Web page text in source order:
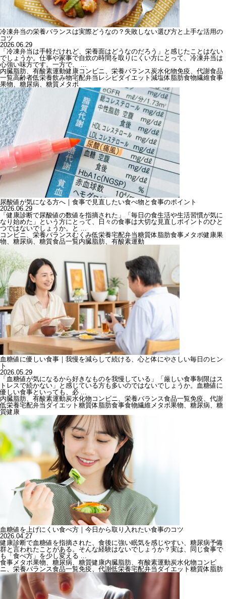
冷凍弁当の栄養バランスは実際どうなの？失敗しない選び方と上手な活用の
コツ
2026.06.29
「冷凍弁当は手軽だけれど、栄養面はどうなのだろう」と感じたことはない
でしょうか。仕事や家事で自炊の時間を取りにくい方にとって、冷凍弁当は
心強い味方です。一方で、 ...
内臓脂肪、有酸素運動健康コンビニ、栄養バランス炭水化物免疫、代謝食品
一覧高齢者低栄養飲み物宅配弁当 レシピダイエット 減塩体脂肪食物繊維食事
果物、糖尿病、糖質メタボ
尿酸値が気になる方へ｜食事で見直したい食べ物と食事のポイント
2026.06.29
「健康診断で尿酸値の数値を指摘された」「毎日の食生活や生活習慣が気に
なり始めた」という方にとって、日々の食事は大切な見直しポイントのひと
つではないでしょうか。と ...
コンビニ、栄養バランスむくみ低栄養宅配弁当糖質体脂肪食事メタボ健康果
物、糖尿病、糖質食品一覧内臓脂肪、有酸素運動
血糖値に優しい食事｜我慢を減らして続ける、心と体にやさしい毎日のヒン
ト
2026.05.29
「血糖値が気になるから好きなものを我慢している」「厳しい食事制限はス
トレスで続かない」と感じている方も多いのではないでしょうか。血糖値に
優しい食事といっても、必 ...
内臓脂肪、有酸素運動炭水化物 コンビニ、栄養バランス食品一覧免疫、代謝
低栄養宅配弁当 ダイエット 糖質体脂肪食事食物繊維メタボ果物、糖尿病、糖
質健康
血糖値を上げにくい食べ方｜今日から取り入れたい食事のコツ
2026.04.27
健康診断で血糖値を指摘された、食後に強い眠気を感じやすい、糖尿病予備
群と言われたことがある。そんな経験はないでしょうか？実は、同じ食事で
も「食べ方」を少し変える ...
食事メタボ果物、糖尿病、糖質健康内臓脂肪、有酸素運動炭水化物 コンビ
ニ、栄養バランス食品一覧免疫、代謝低栄養宅配弁当 ダイエット 糖質体脂肪